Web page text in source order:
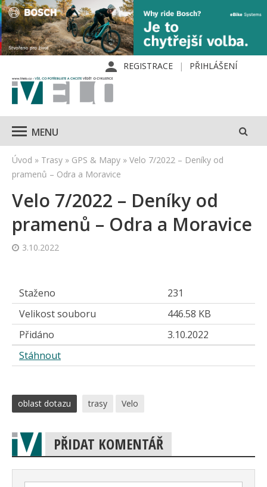
REGISTRACE PŘIHLÁŠENÍ
MENU
Úvod » Trasy » GPS & Mapy » Velo 7/2022 – Deníky od
pramenů – Odra a Moravice
Velo 7/2022 – Deníky od
pramenů – Odra a Moravice
3.10.2022
Staženo
231
Velikost souboru
446.58 KB
Přidáno
3.10.2022
Stáhnout
oblast dotazu trasy Velo
PŘIDAT KOMENTÁŘ